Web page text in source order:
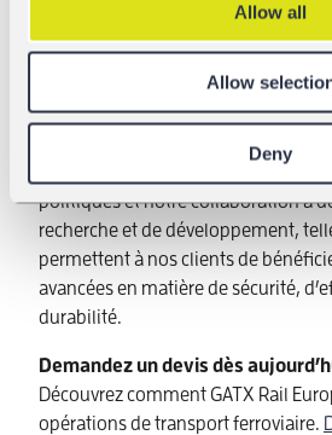
Allow all
Allow
Deny
L’innovation est le moteur de notre
s’agisse d’équiper les wagons
avancée ou de collaborer avec des
, nous façonnons
politiques et notre collaboration à
recherche et de développement,
permettent à nos clients de
avancées en matière de sécurité,
durabilité.
Demandez un devis dès
Découvrez comment GATX Rail
opérations de transport ferroviaire.